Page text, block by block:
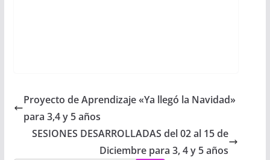
Proyecto de Aprendizaje «Ya llegó la Navidad»
para 3,4 y 5 años
SESIONES DESARROLLADAS del 02 al 15 de
Diciembre para 3, 4 y 5 años